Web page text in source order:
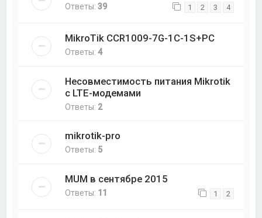
Ответы:39 1 2 3 4
MikroTik CCR1009-7G-1C-1S+PC
Ответы:4
Несовместимость питания Mikrotik
с LTE-модемами
Ответы: 2
mikrotik-pro
Ответы: 5
MUM в сентябре 2015
Ответы: 11 1 2